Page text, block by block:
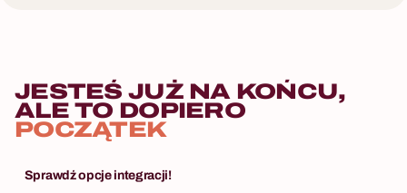
JESTEŚ JUŻ NA KOŃCU,
ALE TO DOPIERO
POCZĄTEK
Sprawdź opcje integracji!